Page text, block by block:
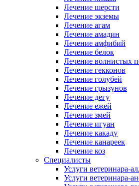
Лечение шерсти
Лечение экземы
Лечение агам
Лечение амадин
Лечение амфибий
Лечение белок
Лечение волнистых
Лечение гекконов
Лечение голубей
Лечение грызунов
Лечение дегу
Лечение ежей
Лечение змей
Лечение игуан
Лечение какаду
Лечение канареек
Лечение коз
Специалисты
Услуги ветеринара-
Услуги ветеринара-